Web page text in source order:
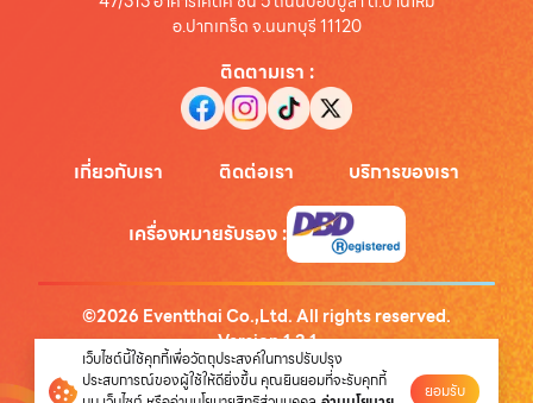
อ.ปากเกร็ด จ.นนทบุรี 11120
ติดตามเรา :
เกี่ยวกับเรา ติดต่อเรา บริการของเรา
เครื่องหมายรับรอง:
©2026 Eventthai Co.,Ltd. All rights reserved.
Version1.3.1
นโยบายความเป็นส่วนตัว
เว็บไซต์นี้ใช้คุกกี้เพื่อวัตถุประสงค์ในการปรับปรุง
ประสบการณ์ของผู้ใช้ให้ดียิ่งขึ้น คุณยินยอมที่จะรับคุกกี้
ยอมรับ